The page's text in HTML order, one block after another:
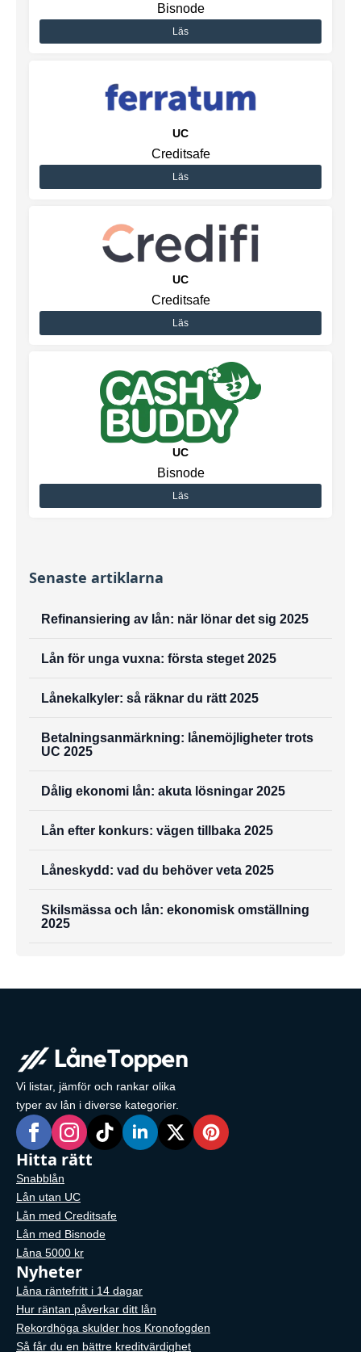
Bisnode
Läs
UC
Creditsafe
Läs
UC
Creditsafe
Läs
UC
Bisnode
Läs
Senaste artiklarna
Refinansiering av lån: när lönar det sig 2025
Lån för unga vuxna: första steget 2025
Lånekalkyler: så räknar du rätt 2025
Betalningsanmärkning: lånemöjligheter trots
UC 2025
Dålig ekonomi lån: akuta lösningar 2025
Lån efter konkurs: vägen tillbaka 2025
Låneskydd: vad du behöver veta 2025
Skilsmässa och lån: ekonomisk omställning
2025
Vi listar, jämför och rankar olika
typer av lån i diverse kategorier.
Hitta rätt
Snabblån
Lån utan UC
Lån med Creditsafe
Lån med Bisnode
Låna 5000 kr
Nyheter
Låna räntefritt i 14 dagar
Hur räntan påverkar ditt lån
Rekordhöga skulder hos Kronofogden
Så får du en bättre kreditvärdighet